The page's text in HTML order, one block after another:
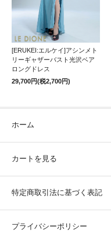
[ERUKEI:エルケイ]アシンメト
リーギャザーバスト光沢ベア
ロングドレス
29,700円(税2,700円)
ホーム
カートを見る
特定商取引法に基づく表記
プライバシーポリシー